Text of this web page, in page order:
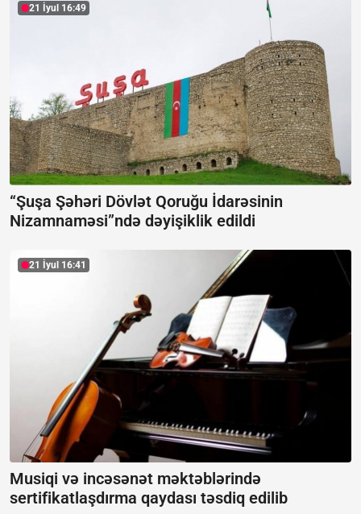
21 İyul 16:49
“Şuşa Şəhəri Dövlət Qoruğu İdarəsinin
Nizamnaməsi”ndə dəyişiklik edildi
21 İyul 16:41
Musiqi və incəsənət məktəblərində
sertifikatlaşdırma qaydası təsdiq edilib